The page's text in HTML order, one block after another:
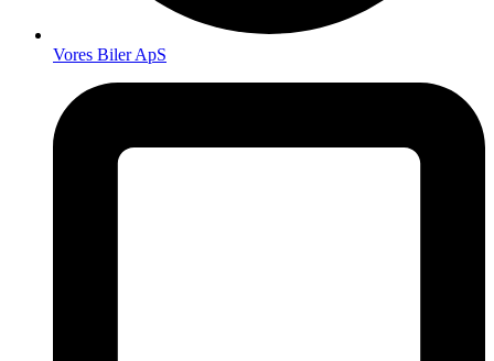
Vores Biler ApS